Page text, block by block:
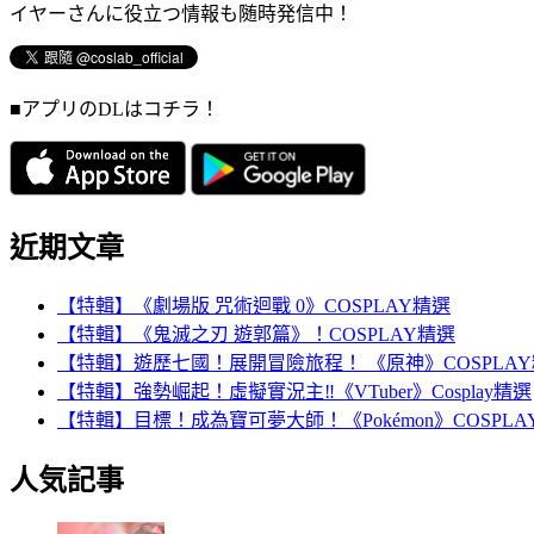
イヤーさんに役立つ情報も随時発信中！
■アプリのDLはコチラ！
近期文章
【特輯】《劇場版 咒術迴戰 0》COSPLAY精選
【特輯】《鬼滅之刃 遊郭篇》！COSPLAY精選
【特輯】遊歷七國！展開冒險旅程！ 《原神》
【特輯】強勢崛起！虛擬實況主‼️《VTuber》Cosplay精選
【特輯】目標！成為寶可夢大師！《Pokémon》
人気記事